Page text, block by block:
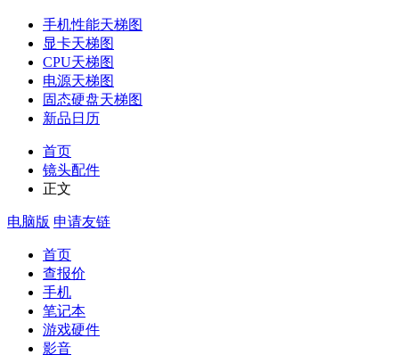
手机性能天梯图
显卡天梯图
CPU天梯图
电源天梯图
固态硬盘天梯图
新品日历
首页
镜头配件
正文
电脑版 申请友链
首页
查报价
手机
笔记本
游戏硬件
影音